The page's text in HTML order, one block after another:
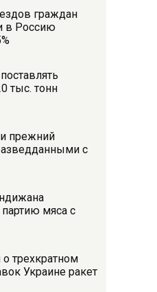
граждан
в Россию
тыс. тонн
прежний
с
партию мяса с
трехкратном
Украине ракет